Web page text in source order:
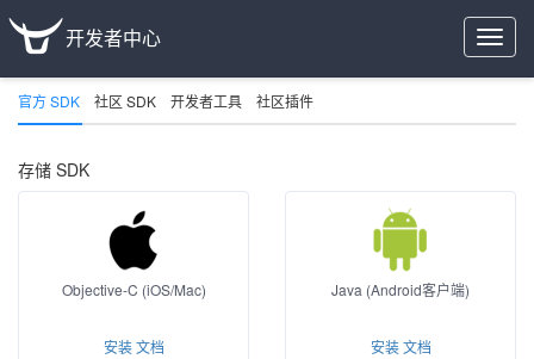
Toggle
开发者中心
官方 SDK 社区 SDK 开发者工具 社区插件
存储 SDK
Objective-C (iOS/Mac)
安装 文档
Java (Android客户端)
安装 文档